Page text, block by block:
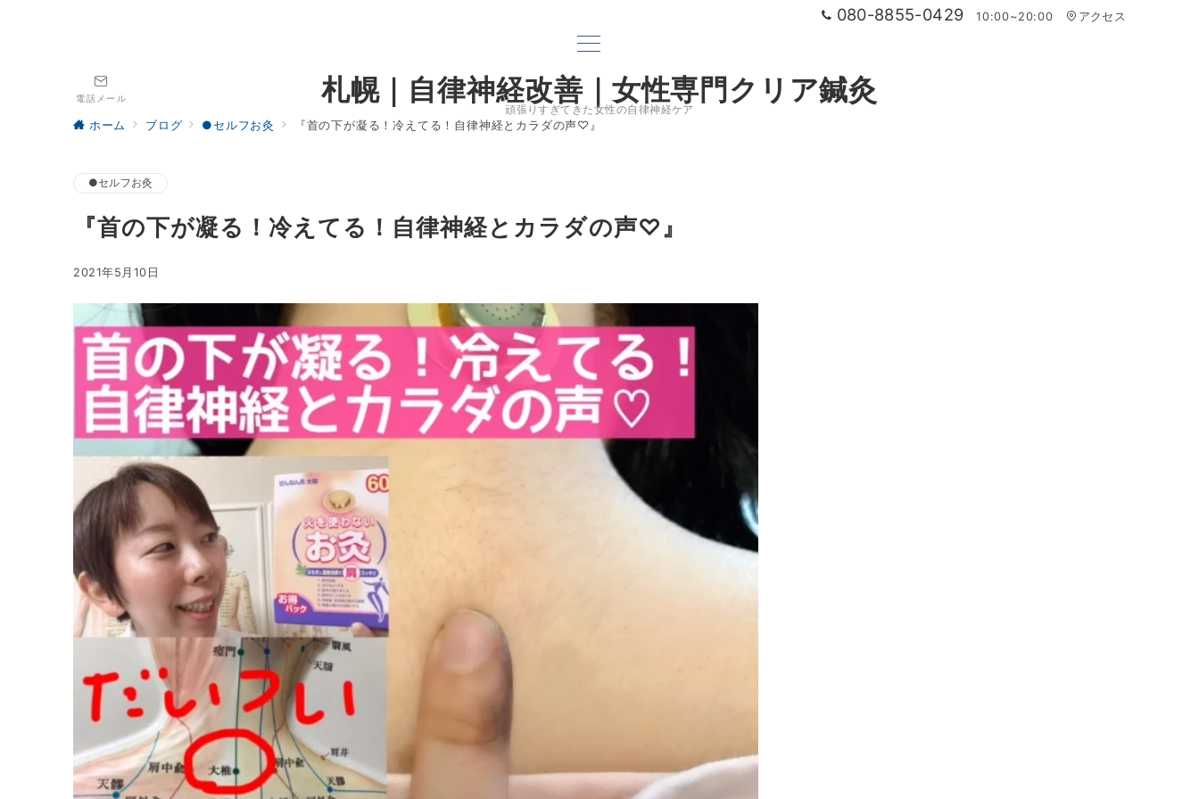
080-8855-0429 10:00~20:00 アクセス
札幌｜自律神経改善｜女性専門クリア鍼灸
頑張りすぎてきた女性の自律神経ケア
電話メール
ホーム ブログ ●セルフお灸 『首の下が凝る！冷えてる！自律神経とカラダの声♡』
●セルフお灸
『首の下が凝る！冷えてる！自律神経とカラダの声♡』
2021年5月10日
電話
080-8855-0429